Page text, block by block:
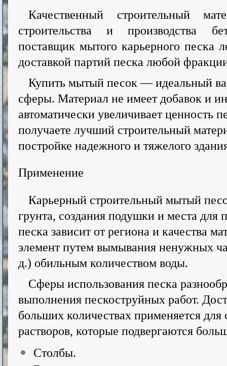
Качественный строительный
строительства и производства
поставщик мытого карьерного песка
доставкой партий песка любой
Купить мытый песок — идеальный
сферы. Материал не имеет добавок и
автоматически увеличивает ценность
получаете лучший строительный
постройке надежного и тяжелого
Применение
Карьерный строительный мытый
грунта, создания подушки и места для
песка зависит от региона и качества
элемент путем вымывания ненужных
д.) обильным количеством воды.
Сферы использования песка
выполнения пескоструйных работ.
больших количествах применяется
растворов, которые подвергаются
Столбы.